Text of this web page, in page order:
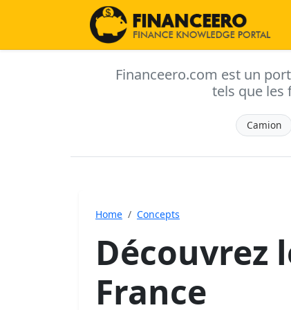
Financeero.com est un
tels que les
Camion
Home Concepts
Découvrez
France